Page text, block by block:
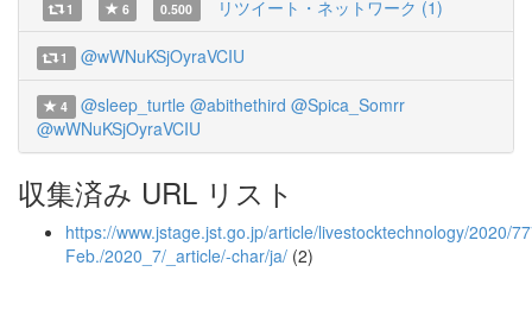
1 6 0.500 リツイート・ネットワーク (1)
1 @wWNuKSjOyraVCIU
4 @sleep_turtle @abithethird @Spica_Somrr
@wWNuKSjOyraVCIU
収集済み URL リスト
https://www.jstage.jst.go.jp/article/livestocktechnology/2020/
Feb./2020_7/_article/-char/ja/ (2)